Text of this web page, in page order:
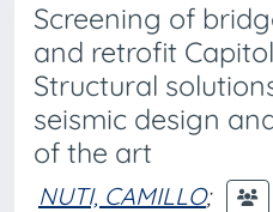
Screening of
and retrofit
Structural
seismic design
of the art
NUTI, CAMILLO;